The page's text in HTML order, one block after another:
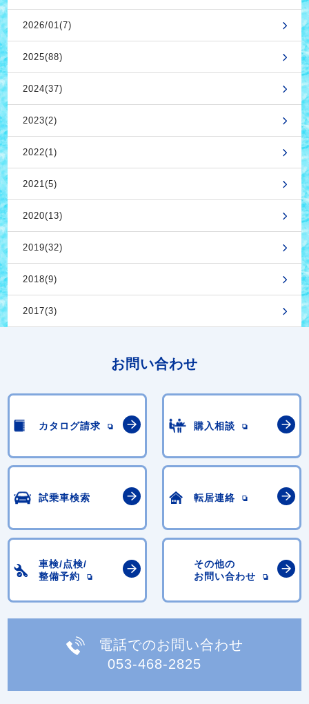
2026/01(7)
2025(88)
2024(37)
2023(2)
2022(1)
2021(5)
2020(13)
2019(32)
2018(9)
2017(3)
お問い合わせ
カタログ請求 購入相談
試乗車検索 転居連絡
車検/点検/
整備予約
その他の
お問い合わせ
電話でのお問い合わせ
053-468-2825